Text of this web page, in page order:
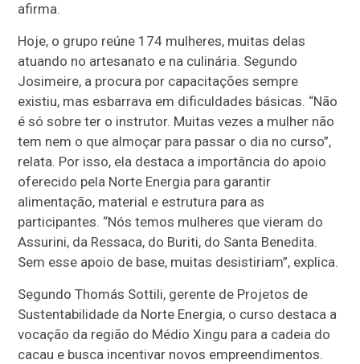
afirma.
Hoje, o grupo reúne 174 mulheres, muitas delas
atuando no artesanato e na culinária. Segundo
Josimeire, a procura por capacitações sempre
existiu, mas esbarrava em dificuldades básicas. “Não
é só sobre ter o instrutor. Muitas vezes a mulher não
tem nem o que almoçar para passar o dia no curso”,
relata. Por isso, ela destaca a importância do apoio
oferecido pela Norte Energia para garantir
alimentação, material e estrutura para as
participantes. “Nós temos mulheres que vieram do
Assurini, da Ressaca, do Buriti, do Santa Benedita.
Sem esse apoio de base, muitas desistiriam”, explica.
Segundo Thomás Sottili, gerente de Projetos de
Sustentabilidade da Norte Energia, o curso destaca a
vocação da região do Médio Xingu para a cadeia do
cacau e busca incentivar novos empreendimentos.